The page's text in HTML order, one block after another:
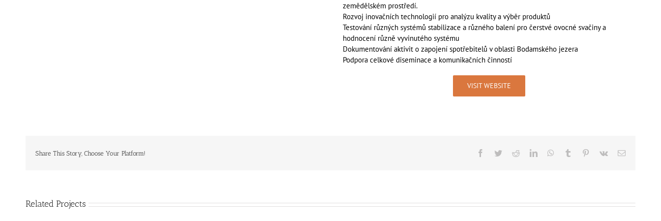
zemědělském prostředí.
Rozvoj inovačních technologií pro analýzu kvality a výběr produktů
Testování různých systémů stabilizace a různého balení pro čerstvé ovocné svačiny a
hodnocení různě vyvinutého systému
Dokumentování aktivit o zapojení spotřebitelů v oblasti Bodamského jezera
Podpora celkové diseminace a komunikačních činností
VISIT WEBSITE
Share This Story, Choose Your Platform! Facebook
TwitterRedditLinkedInWhatsApp
Tumblr Pinterest
Vk Email
Related Projects